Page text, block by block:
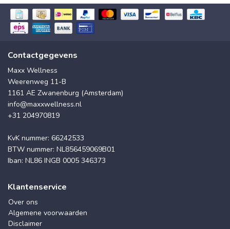
Contactgegevens
Maxx Wellness
Weerenweg 11-B
1161 AE Zwanenburg (Amsterdam)
info@maxxwellness.nl
+31 204970819
KvK nummer: 66242533
BTW nummer: NL856459069B01
Iban: NL86 INGB 0005 346373
Klantenservice
Over ons
Algemene voorwaarden
Disclaimer